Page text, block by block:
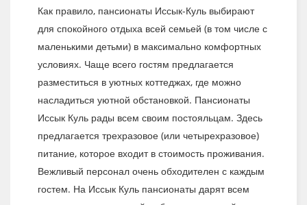
Как правило, пансионаты Иссык-Куль выбирают
для спокойного отдыха всей семьей (в том числе с
маленькими детьми) в максимально комфортных
условиях. Чаще всего гостям предлагается
разместиться в уютных коттеджах, где можно
насладиться уютной обстановкой. Пансионаты
Иссык Куль рады всем своим постояльцам. Здесь
предлагается трехразовое (или четырехразовое)
питание, которое входит в стоимость проживания.
Вежливый персонал очень обходителен с каждым
гостем. На Иссык Куль пансионаты дарят всем